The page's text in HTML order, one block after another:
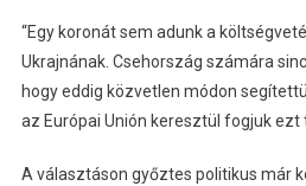
“Egy koronát sem adunk a
Ukrajnának. Csehország számára
hogy eddig közvetlen módon
az Európai Unión keresztül fogjuk ezt
A választáson győztes politikus már